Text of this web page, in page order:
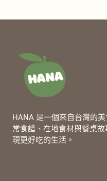
HANA 是一個來自台灣的
常食譜、在地食材與餐桌
現更好吃的生活。